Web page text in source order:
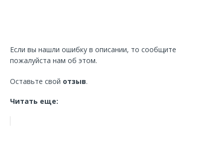
Если вы нашли ошибку в описании, то сообщите
пожалуйста нам об этом.
Оставьте свой отзыв.
Читать еще: